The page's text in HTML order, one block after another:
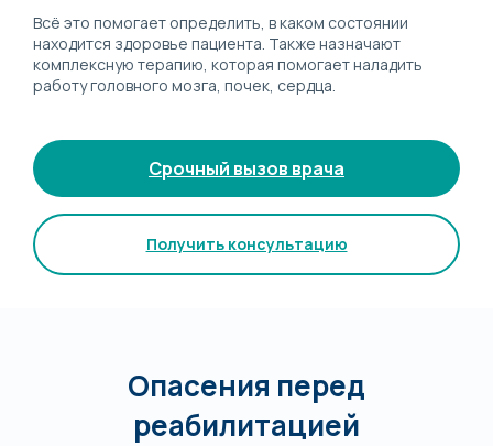
Всё это помогает определить, в каком состоянии
находится здоровье пациента. Также назначают
комплексную терапию, которая помогает наладить
работу головного мозга, почек, сердца.
Срочный вызов врача
Получить консультацию
Опасения перед
реабилитацией